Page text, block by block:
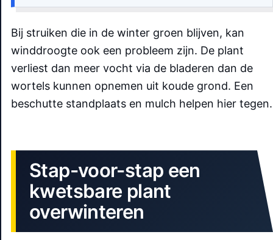
Bij struiken die in de winter groen blijven, kan
winddroogte ook een probleem zijn. De plant
verliest dan meer vocht via de bladeren dan de
wortels kunnen opnemen uit koude grond. Een
beschutte standplaats en mulch helpen hier tegen.
Stap-voor-stap een
kwetsbare plant
overwinteren